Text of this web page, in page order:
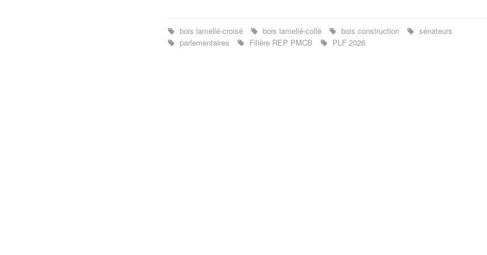
bois lamellé-croisé bois lamellé-collé bois construction
sénateurs
parlementaires
Filière REP PMCB PLF 2026